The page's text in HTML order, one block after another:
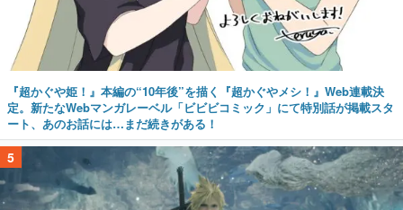
『超かぐや姫！』本編の“10年後”を描く『超かぐやメシ！』Web連載決
定。新たなWebマンガレーベル「ビビビコミック」にて特別話が掲載スタ
ート、あのお話には…まだ続きがある！
5